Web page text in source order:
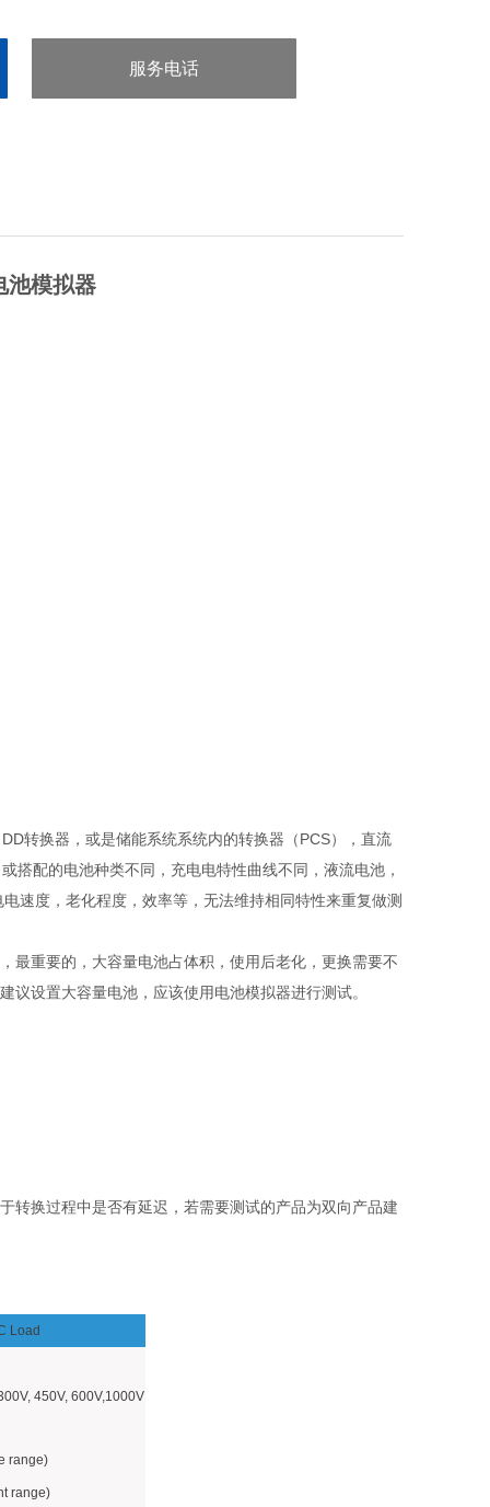
服务电话
池模拟器
转换器，或是储能系统系统内的转换器（PCS），直流
搭配的电池种类不同，充电电特性曲线不同，液流电池，
速度，老化程度，效率等，无法维持相同特性来重复做测
最重要的，大容量电池占体积，使用后老化，更换需要不
设置大容量电池，应该使用电池模拟器进行测试。
转换过程中是否有延迟，若需要测试的产品为双向产品建
Load
450V, 600V,1000V
range)
range)